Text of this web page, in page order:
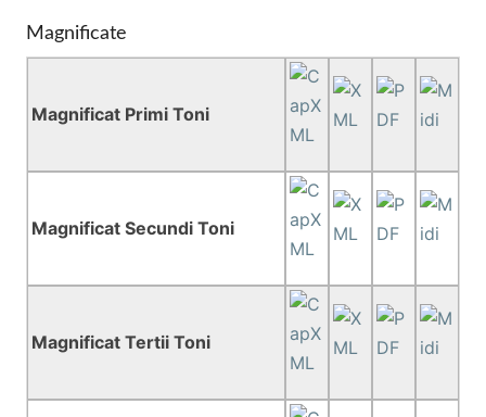
Magnificate
Magnificat Primi Toni
Magnificat Secundi Toni
Magnificat Tertii Toni